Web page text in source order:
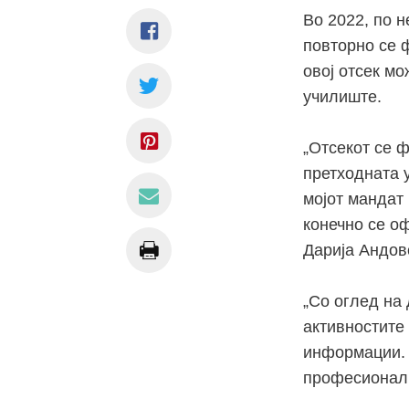
Во 2022, по
повторно се
овој отсек
училиште.
„Отсекот се
претходната
мојот
конечно се
Дарија
„Со оглед на
информации.